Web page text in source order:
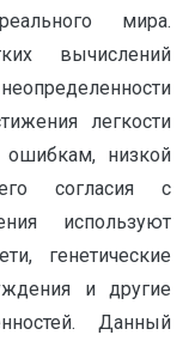
мира.
вычислений
легкости
ошибкам, низкой
согласия с
используют
генетические
и другие
Данный